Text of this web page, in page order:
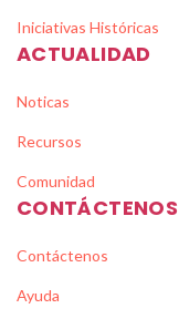
Iniciativas Históricas
ACTUALIDAD
Noticas
Recursos
Comunidad
CONTÁCTENOS
Contáctenos
Ayuda